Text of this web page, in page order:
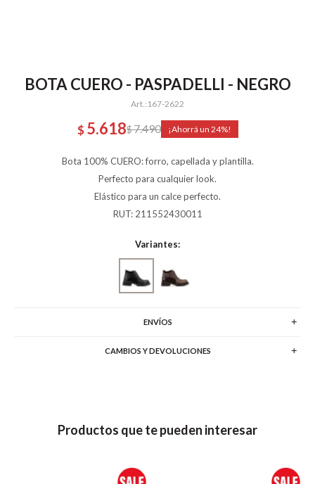
BOTA CUERO - PASPADELLI - NEGRO
167-2622
$ 5.618$7.490 24
Bota 100% CUERO: forro, capellada y plantilla.
Perfecto para cualquier look.
Elástico para un calce perfecto.
RUT: 211552430011
Variantes:
ENVÍOS
CAMBIOS Y DEVOLUCIONES
Productos que te pueden interesar